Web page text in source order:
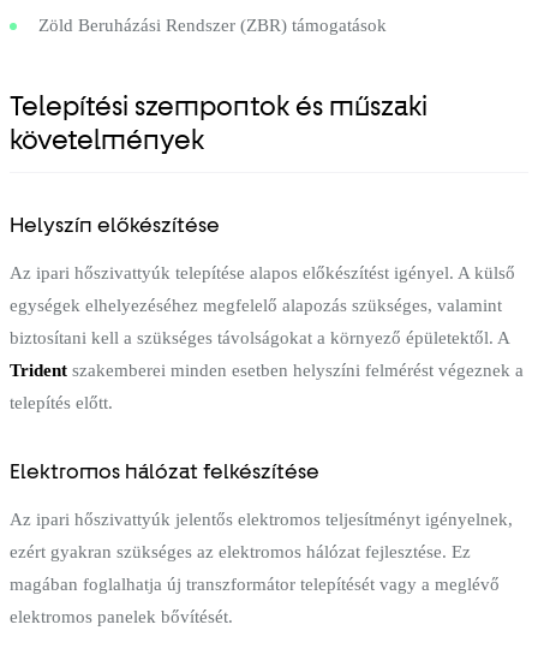
Zöld Beruházási Rendszer (ZBR) támogatások
Telepítési szempontok és műszaki
követelmények
Helyszín előkészítése
Az ipari hőszivattyúk telepítése alapos előkészítést igényel. A külső
egységek elhelyezéséhez megfelelő alapozás szükséges, valamint
biztosítani kell a szükséges távolságokat a környező épületektől. A
Trident szakemberei minden esetben helyszíni felmérést végeznek a
telepítés előtt.
Elektromos hálózat felkészítése
Az ipari hőszivattyúk jelentős elektromos teljesítményt igényelnek,
ezért gyakran szükséges az elektromos hálózat fejlesztése. Ez
magában foglalhatja új transzformátor telepítését vagy a meglévő
elektromos panelek bővítését.